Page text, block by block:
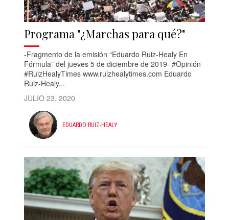
Programa "¿Marchas para qué?"
-Fragmento de la emisión “Eduardo Ruiz-Healy En
Fórmula” del jueves 5 de diciembre de 2019- #Opinión
#RuizHealyTimes www.ruizhealytimes.com Eduardo
Ruiz-Healy...
JULIO 23, 2020
EDUARDO RUIZ-HEALY